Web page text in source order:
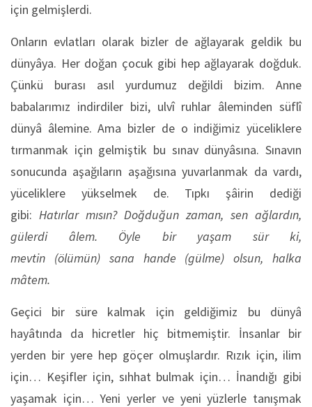
için gelmişlerdi.
Onların evlatları olarak bizler de ağlayarak geldik bu
dünyâya. Her doğan çocuk gibi hep ağlayarak doğduk.
Çünkü burası asıl yurdumuz değildi bizim. Anne
babalarımız indirdiler bizi, ulvî ruhlar âleminden süflî
dünyâ âlemine. Ama bizler de o indiğimiz yüceliklere
tırmanmak için gelmiştik bu sınav dünyâsına. Sınavın
sonucunda aşağıların aşağısına yuvarlanmak da vardı,
yüceliklere yükselmek de. Tıpkı şâirin dediği
gibi: Hatırlar mısın? Doğduğun zaman, sen ağlardın,
gülerdi âlem. Öyle bir yaşam sür ki,
mevtin (ölümün) sana hande (gülme) olsun, halka
mâtem.
Geçici bir süre kalmak için geldiğimiz bu dünyâ
hayâtında da hicretler hiç bitmemiştir. İnsanlar bir
yerden bir yere hep göçer olmuşlardır. Rızık için, ilim
için… Keşifler için, sıhhat bulmak için… İnandığı gibi
yaşamak için… Yeni yerler ve yeni yüzlerle tanışmak